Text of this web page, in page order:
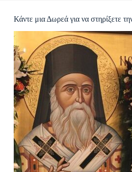
Κάντε μια Δωρεά για να στηρίξετε